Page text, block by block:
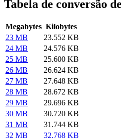
Tabela de conversão
Megabytes Kilobytes
23 MB
23.552 KB
24 MB
24.576 KB
25 MB
25.600 KB
26 MB
26.624 KB
27 MB
27.648 KB
28 MB
28.672 KB
29 MB
29.696 KB
30 MB
30.720 KB
31 MB
31.744 KB
32 MB
32.768 KB